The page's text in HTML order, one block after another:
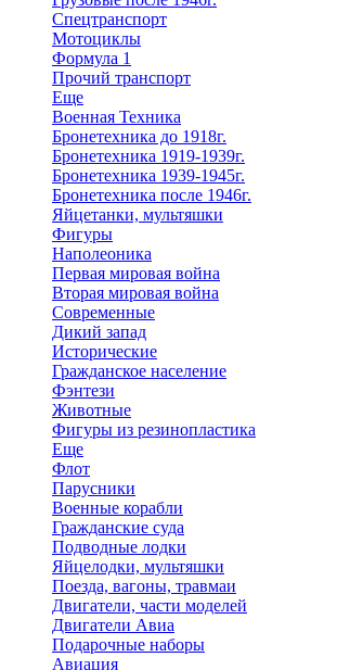
Спецтранспорт
Мотоциклы
Формула 1
Прочий транспорт
Еще
Военная Техника
Бронетехника до 1918г.
Бронетехника 1919-1939г.
Бронетехника 1939-1945г.
Бронетехника после 1946г.
Яйцетанки, мультяшки
Фигуры
Наполеоника
Первая мировая война
Вторая мировая война
Современные
Дикий запад
Исторические
Гражданское население
Фэнтези
Животные
Фигуры из резинопластика
Еще
Флот
Парусники
Военные корабли
Гражданские суда
Подводные лодки
Яйцелодки, мультяшки
Поезда, вагоны, травмаи
Двигатели, части моделей
Двигатели Авиа
Подарочные наборы
Авиация